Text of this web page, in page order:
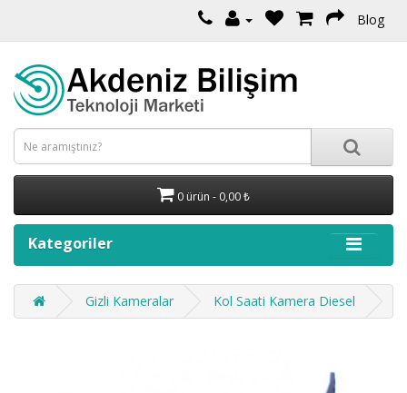
Blog
0 ürün - 0,00 ₺
Kategoriler
Gizli Kameralar Kol Saati Kamera Diesel